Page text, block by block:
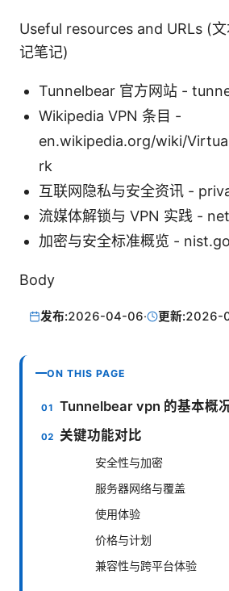
Useful resources and URLs (
记笔记)
Tunnelbear 官方网站 -
Wikipedia VPN 条目 -
en.wikipedia.org/wiki/
rk
互联网隐私与安全资讯 -
流媒体解锁与 VPN 实践 -
加密与安全标准概览 -
Body
发布:2026-04-06· 更新:2026-
ON THIS PAGE
Tunnelbear vpn 的基本概
关键功能对比
安全性与加密
服务器网络与覆盖
使用体验
价格与计划
兼容性与跨平台体验